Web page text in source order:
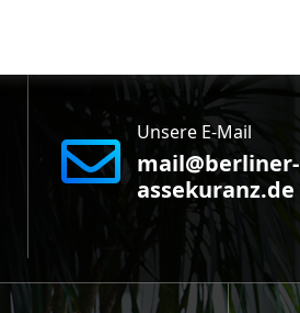
Unsere E-Mail
mail@berliner-
assekuranz.de